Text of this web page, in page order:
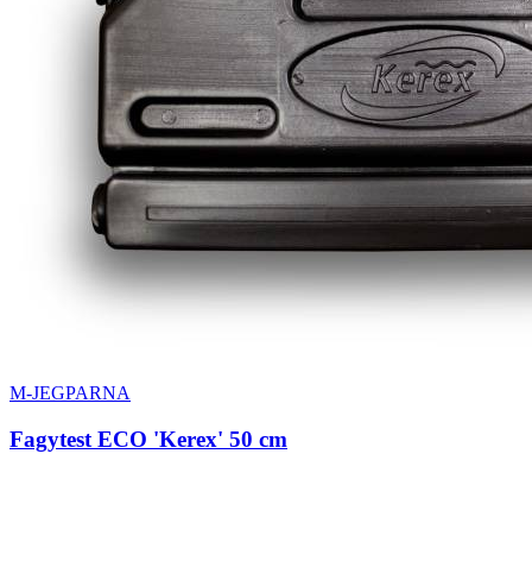
M-JEGPARNA
Fagytest ECO 'Kerex' 50 cm